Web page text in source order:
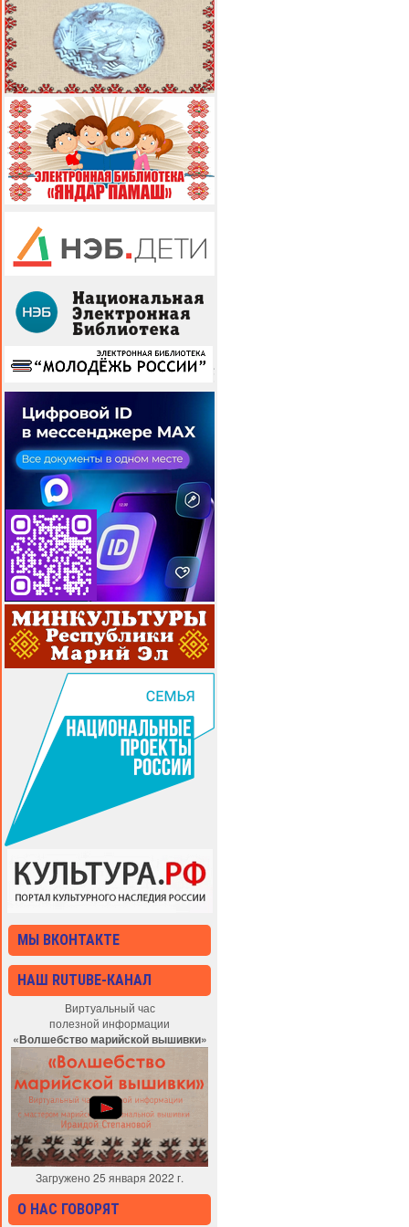
МЫ ВКОНТАКТЕ
НАШ RUTUBE-КАНАЛ
Виртуальный час
полезной информации
«Волшебство марийской вышивки»
Загружено 25 января 2022 г.
О НАС ГОВОРЯТ